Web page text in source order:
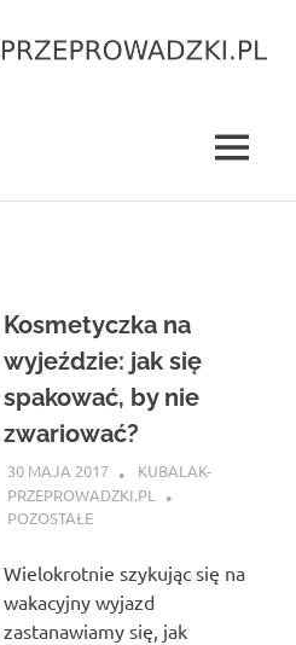
MENU
Kosmetyczka na
wyjeździe: jak się
spakować, by nie
zwariować?
30 MAJA 2017
KUBALAK-
PRZEPROWADZKI.PL
POZOSTAŁE
Wielokrotnie szykując się na
wakacyjny wyjazd
zastanawiamy się, jak